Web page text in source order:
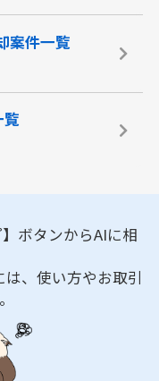
案件一覧
覧
ボタンからAIに相
は、使い方やお取引